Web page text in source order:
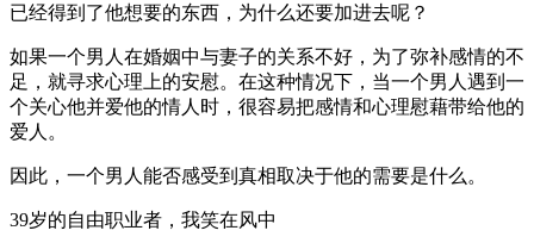
已经得到了他想要的东西，为什么还要加进去呢？
如果一个男人在婚姻中与妻子的关系不好，为了弥补感情的不
足，就寻求心理上的安慰。在这种情况下，当一个男人遇到一
个关心他并爱他的情人时，很容易把感情和心理慰藉带给他的
爱人。
因此，一个男人能否感受到真相取决于他的需要是什么。
39岁的自由职业者，我笑在风中